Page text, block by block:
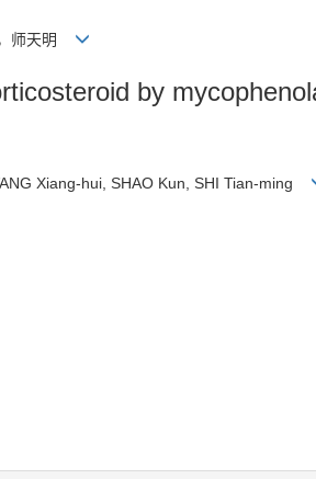
师天明
by
Xiang-hui, SHAO Kun, SHI Tian-ming